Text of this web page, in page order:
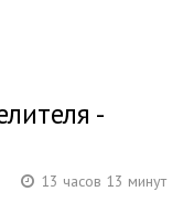
-
13 часов 13 минут